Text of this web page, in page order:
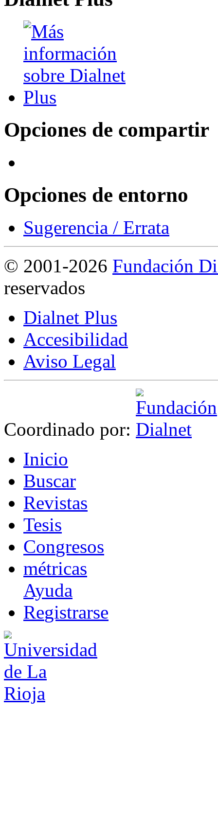
Opciones de compartir
Opciones de entorno
Sugerencia / Errata
© 2001-2026 Fundación
reservados
Dialnet Plus
Accesibilidad
Aviso Legal
Coordinado por:
Inicio
Buscar
Revistas
Tesis
Congresos
métricas
Ayuda
Registrarse